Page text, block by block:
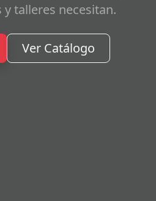
talleres necesitan.
Ver Catálogo